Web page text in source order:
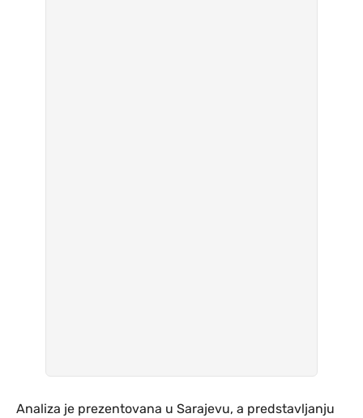
Analiza je prezentovana u Sarajevu, a predstavljanju